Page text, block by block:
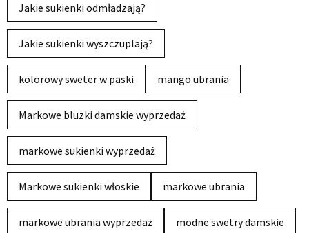
Jakie sukienki odmładzają?
Jakie sukienki wyszczuplają?
kolorowy sweter w paski mango ubrania
Markowe bluzki damskie wyprzedaż
markowe sukienki wyprzedaż
Markowe sukienki włoskie markowe ubrania
markowe ubrania wyprzedaż modne swetry damskie